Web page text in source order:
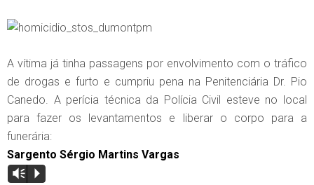
A vítima já tinha passagens por envolvimento com o tráfico
de drogas e furto e cumpriu pena na Penitenciária Dr. Pio
Canedo. A perícia técnica da Polícia Civil esteve no local
para fazer os levantamentos e liberar o corpo para a
funerária:
Sargento Sérgio Martins Vargas
Vm P